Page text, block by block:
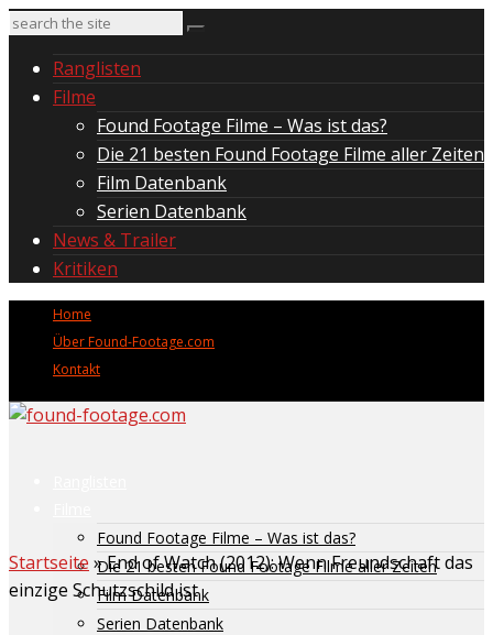
Ranglisten
Filme
Found Footage Filme – Was ist das?
Die 21 besten Found Footage Filme aller Zeiten
Film Datenbank
Serien Datenbank
News & Trailer
Kritiken
Home
Über Found-Footage.com
Kontakt
Found Footage Filme – Was ist das?
Die 21 besten Found Footage Filme aller Zeiten
Film Datenbank
Serien Datenbank
Startseite »End of Watch (2012): Wenn Freundschaft das
einzige Schutzschild ist